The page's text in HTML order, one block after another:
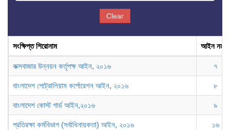
Clear
সংক্ষিপ্ত শিরোনাম আইন নম্বর
কক্সবাজার উন্নয়ন কর্তৃপক্ষ আইন, ২০১৬ ৭
বাংলাদেশ পেট্রোলিয়াম কর্পোরেশন আইন, ২০১৬ ৮
বাংলাদেশ কোস্ট গার্ড আইন,২০১৬ ৯
প্রতিরক্ষা কর্মবিভাগ (সর্বাধিনায়কতা) আইন, ২০১৬ ১৬